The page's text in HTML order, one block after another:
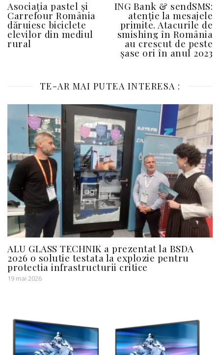
Asociația pastel și
Carrefour România
dăruiesc biciclete
elevilor din mediul
rural
ING Bank & sendSMS:
atenție la mesajele
primite. Atacurile de
smishing în România
au crescut de peste
șase ori în anul 2023
TE-AR MAI PUTEA INTERESA :
ALU GLASS TECHNIK a prezentat la BSDA
2026 o solutie testata la explozie pentru
protectia infrastructurii critice
19 mai 2026